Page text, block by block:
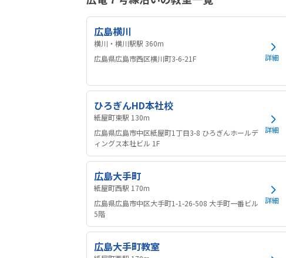
広島横川
横川・横川駅駅 360m
広島県広島市西区横川町3-6-21F
詳細
ひろぎんHD本社校
紙屋町東駅 130m
広島県広島市中区紙屋町1丁目3-8 ひろぎんホールデ
ィングス本社ビル 1F
詳細
広島大手町
紙屋町西駅 170m
広島県広島市中区大手町1-1-26-508 大手町一番ビル
5階
詳細
広島大手町教室